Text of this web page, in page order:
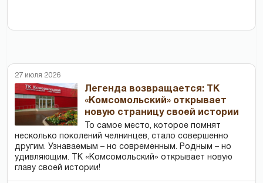
27 июля 2026
Легенда возвращается: ТК
«Комсомольский» открывает
новую страницу своей истории
То самое место, которое помнят
несколько поколений челнинцев, стало совершенно
другим. Узнаваемым – но современным. Родным – но
удивляющим. ТК «Комсомольский» открывает новую
главу своей истории!